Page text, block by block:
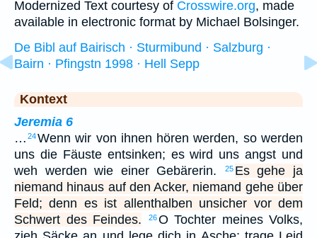
Modernized Text courtesy of Crosswire.org, made
available in electronic format by Michael Bolsinger.
De Bibl auf Bairisch · Sturmibund · Salzburg ·
Bairn · Pfingstn 1998 · Hell Sepp
Kontext
Jeremia 6
… 24Wenn wir von ihnen hören werden, so werden
uns die Fäuste entsinken; es wird uns angst und
weh werden wie einer Gebärerin.
25 Es gehe ja
niemand hinaus auf den Acker, niemand gehe über
Feld; denn es ist allenthalben unsicher vor dem
Schwert des Feindes.
26 O Tochter meines Volks,